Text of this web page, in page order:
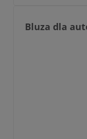
Bluza dla